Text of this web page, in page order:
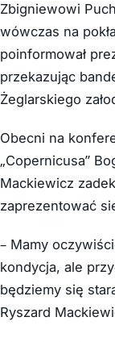
Zbigniewowi
wówczas na
poinformował
przekazując
Żeglarskiego
Obecni na
„Copernicusa”
Mackiewicz
zaprezentować
– Mamy
kondycja, ale
będziemy się
Ryszard